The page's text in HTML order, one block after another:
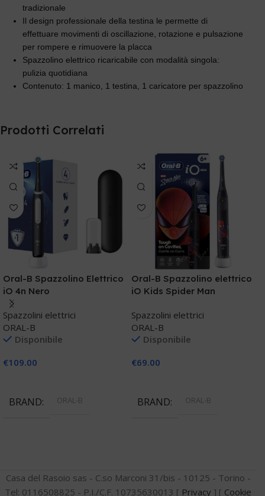
tradizionale
Il design professionale della testina le permette di
effettuare movimenti di oscillazione, rotazione e pulsazione
per rompere e rimuovere la placca
Spazzolino elettrico ricaricabile con modalità singola:
pulizia quotidiana
Contenuto: 1 manico, 1 testina, 1 caricatore per spazzolino
Prodotti Correlati
Oral-B Spazzolino Elettrico
iO 4n Nero
Spazzolini elettrici
ORAL-B
Disponibile
€109.00
BRAND ORAL-B
Oral-B Spazzolino elettrico
iO Kids Spider Man
Spazzolini elettrici
ORAL-B
Disponibile
€69.00
BRAND ORAL-B
Casa del Rasoio sas - C.so Marconi 31/bis - 10125 - Torino -
Tel: 0116508825 - P.I./C.F. 10735630013 [ Privacy ] [ Cookie